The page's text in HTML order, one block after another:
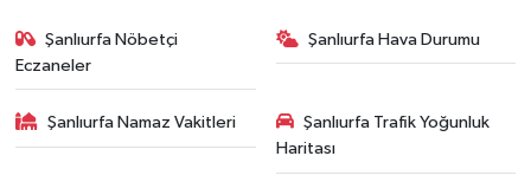
Şanlıurfa Nöbetçi
Eczaneler
Şanlıurfa Hava Durumu
Şanlıurfa Namaz Vakitleri
Şanlıurfa Trafik Yoğunluk
Haritası